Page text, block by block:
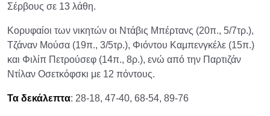
Σέρβους σε 13 λάθη.
Κορυφαίοι των νικητών οι Ντάβις Μπέρτανς (20π., 5/7τρ.),
Τζάναν Μούσα (19π., 3/5τρ.), Φιόντου Καμπενγκέλε (15π.)
και Φιλίπ Πετρούσεφ (14π., 8ρ.), ενώ από την Παρτιζάν
Ντίλαν Οσετκόφσκι με 12 πόντους.
Τα δεκάλεπτα: 28-18, 47-40, 68-54, 89-76